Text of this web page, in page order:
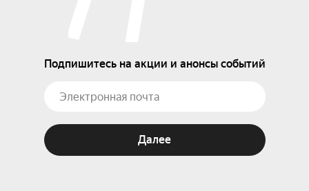
Подпишитесь на акции и анонсы событий
Далее